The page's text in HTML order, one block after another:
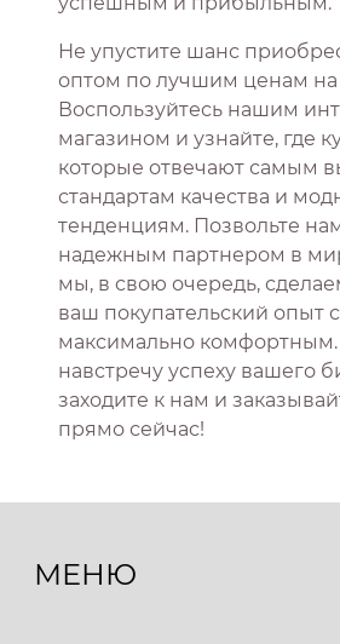
Не упустите шанс
оптом по лучшим ценам
Воспользуйтесь нашим
магазином и узнайте, где
которые отвечают самым
стандартам качества и
тенденциям. Позвольте
надежным партнером в
мы, в свою очередь,
ваш покупательский опыт
максимально комфортным.
навстречу успеху вашего
заходите к нам и
прямо сейчас!
МЕНЮ